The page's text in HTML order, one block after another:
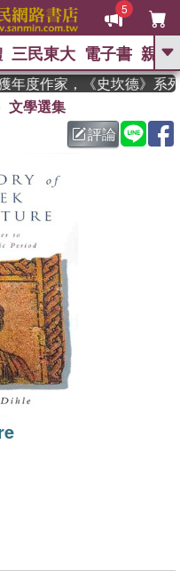
5
GO
野圭吾 、
父親節 、 如果歷
暑期推薦 、 國際布克
、 數學女孩：黎曼猜想
神經
三民東大 電子書 親子
度作家，《史坎德》系列
文學選集
評論